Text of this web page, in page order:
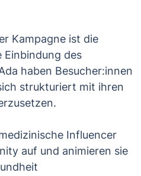
Kampagne ist die
Einbindung des
haben Besucher:innen
strukturiert mit ihren
Influencer
auf und animieren sie